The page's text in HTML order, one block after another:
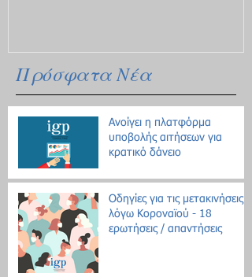
Πρόσφατα Νέα
Ανοίγει η πλατφόρμα
υποβολής αιτήσεων για
κρατικό δάνειο
Οδηγίες για τις μετακινήσεις
λόγω Κοροναϊού - 18
ερωτήσεις / απαντήσεις